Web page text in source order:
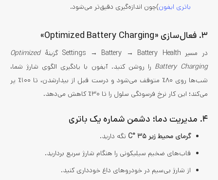
باتری ایفون)چون اندازه‌گیری دقیق‌تر می‌شود.
۳. فعال‌سازی «Optimized Battery Charging»
در مسیر Settings → Battery → Battery Health گزینهٔ
Optimized
Battery Charging را روشن کنید. آیفون با یادگیری الگوی شارژ شما،
شب‌ها روی ۸۰٪ متوقف می‌شود و درست قبل از بیدارشدن، تا ۱۰۰٪ پر
می‌کند؛ این کار نرخ فرسودگی سلول را تا ۳۰٪ کاهش می‌دهد.
۴. مدیریت دما؛ دشمن شماره یک باتری
گرمای محیط زیر ۳۵ °C
نگه دارید.
قاب‌های ضخیم سیلیکونی را هنگام شارژ سریع بردارید.
از شارژ بی‌سیم در خودروهای داغ خودداری کنید.